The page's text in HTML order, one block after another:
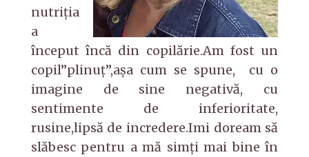
nutriţia
a
început încă din copilărie.Am fost un
copil”plinuţ”,aşa cum se spune, cu o
imagine de sine negativă, cu
sentimente de inferioritate,
rusine,lipsă de incredere.Imi doream să
slăbesc pentru a mă simţi mai bine în